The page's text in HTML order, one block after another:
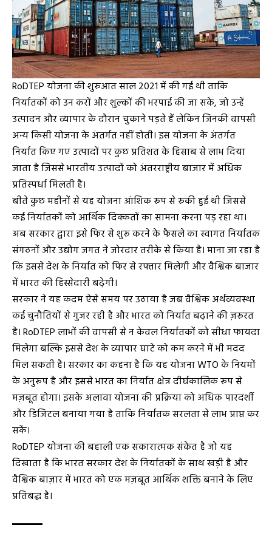
RoDTEP योजना की शुरुआत साल 2021 में की गई थी ताकि
निर्यातकों को उन करों और शुल्कों की भरपाई की जा सके, जो उन्हें
उत्पादन और व्यापार के दौरान चुकाने पड़ते हैं लेकिन जिनकी वापसी
अन्य किसी योजना के अंतर्गत नहीं होती। इस योजना के अंतर्गत
निर्यात किए गए उत्पादों पर कुछ प्रतिशत के हिसाब से लाभ दिया
जाता है जिससे भारतीय उत्पादों को अंतरराष्ट्रीय बाजार में अधिक
प्रतिस्पर्धा मिलती है।
बीते कुछ महीनों से यह योजना आंशिक रूप से रुकी हुई थी जिससे
कई निर्यातकों को आर्थिक दिक्कतों का सामना करना पड़ रहा था।
अब सरकार द्वारा इसे फिर से शुरू करने के फैसले का स्वागत निर्यातक
संगठनों और उद्योग जगत ने जोरदार तरीके से किया है। माना जा रहा है
कि इससे देश के निर्यात को फिर से रफ्तार मिलेगी और वैश्विक बाजार
में भारत की हिस्सेदारी बढ़ेगी।
सरकार ने यह कदम ऐसे समय पर उठाया है जब वैश्विक अर्थव्यवस्था
कई चुनौतियों से गुजर रही है और भारत को निर्यात बढ़ाने की ज़रूरत
है। RoDTEP लाभों की वापसी से न केवल निर्यातकों को सीधा फायदा
मिलेगा बल्कि इससे देश के व्यापार घाटे को कम करने में भी मदद
मिल सकती है। सरकार का कहना है कि यह योजना WTO के नियमों
के अनुरूप है और इससे भारत का निर्यात क्षेत्र दीर्घकालिक रूप से
मज़बूत होगा। इसके अलावा योजना की प्रक्रिया को अधिक पारदर्शी
और डिजिटल बनाया गया है ताकि निर्यातक सरलता से लाभ प्राप्त कर
सकें।
RoDTEP योजना की बहाली एक सकारात्मक संकेत है जो यह
दिखाता है कि भारत सरकार देश के निर्यातकों के साथ खड़ी है और
वैश्विक बाज़ार में भारत को एक मज़बूत आर्थिक शक्ति बनाने के लिए
प्रतिबद्ध है।